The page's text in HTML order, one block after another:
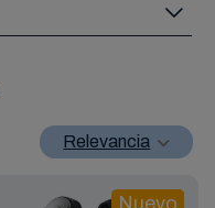
Relevancia
Nuevo